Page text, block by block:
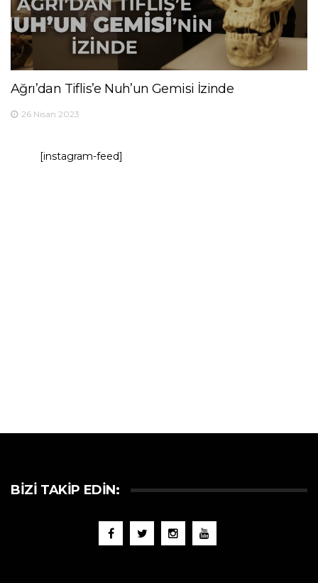
Ağrı’dan Tiflis’e Nuh’un Gemisi İzinde
26 Nisan 2023
[instagram-feed]
BIZI TAKIP EDIN: